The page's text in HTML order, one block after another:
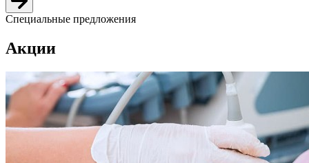
Специальные предложения
Акции